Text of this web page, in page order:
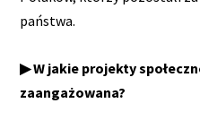
państwa.
▶ W jakie projekty
zaangażowana?